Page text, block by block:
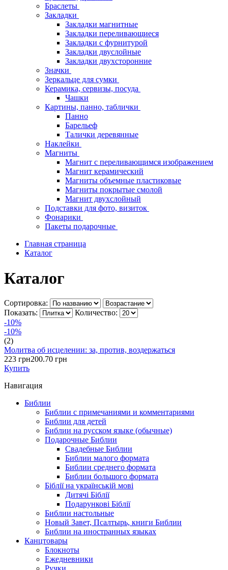
Браслеты
Закладки
Закладки магнитные
Закладки переливающиеся
Закладки с фурнитурой
Закладки двуслойные
Закладки двухсторонние
Значки
Зеркальце для сумки
Керамика, сервизы, посуда
Чашки
Картины, панно, таблички
Панно
Барельеф
Талички деревянные
Наклейки
Магниты
Магнит с переливающимся изображением
Магнит керамический
Магниты объемные пластиковые
Магниты покрытые смолой
Магнит двухслойный
Подставки для фото, визиток
Фонарики
Пакеты подарочные
Главная страница
Каталог
Каталог
Сортировка:
Показать:
Количество:
-10%
-10%
(2)
Молитва об исцелении: за, против, воздержаться
223 грн200.70 грн
Купить
Навигация
Библии
Библии с примечаниями и комментариями
Библии для детей
Библии на русском языке (обычные)
Подарочные Библии
Свадебные Библии
Библии малого формата
Библии среднего формата
Библии большого формата
Біблії на українській мові
Дитячі Біблії
Подарункові Біблії
Библии настольные
Новый Завет, Псалтырь, книги Библии
Библии на иностранных языках
Канцтовары
Блокноты
Ежедневники